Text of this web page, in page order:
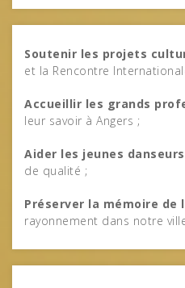
Soutenir les projets
et la Rencontre
Accueillir les grands
leur savoir à Angers ;
Aider les jeunes danseurs
de qualité ;
Préserver la mémoire de
rayonnement dans notre